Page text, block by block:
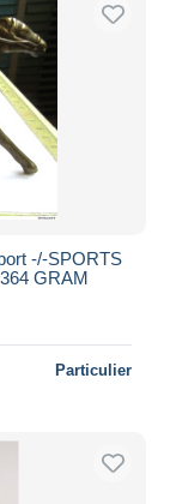
-/-SPORTS
GRAM
Particulier